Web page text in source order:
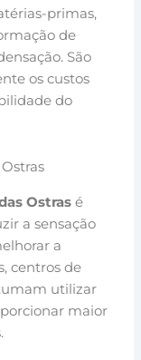
primas,
de
São
os custos
do
Ostras é
a sensação
a
centros de
utilizar
maior